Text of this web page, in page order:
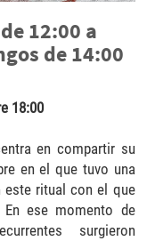
12:00 a
de 14:00
18:00
en compartir su
en el que tuvo una
este ritual con el que
ese momento de
surgieron